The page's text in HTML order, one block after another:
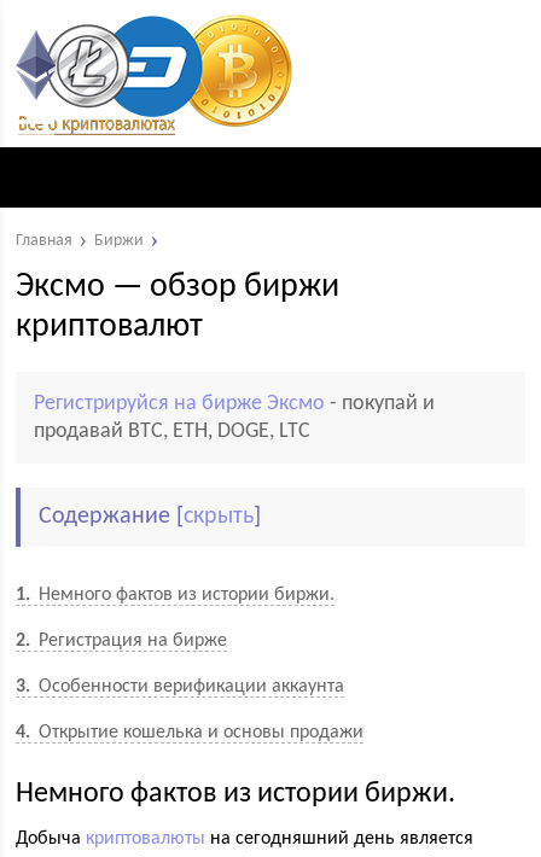
Главная Биржи
Эксмо — обзор биржи
криптовалют
Регистрируйся на бирже Эксмо - покупай и
продавай BTC, ETH, DOGE, LTC
Содержание [скрыть
1 Немного фактов из истории биржи.
2 Регистрация на бирже
3 Особенности верификации аккаунта
4 Открытие кошелька и основы продажи
Немного фактов из истории биржи.
Добыча криптовалюты на сегодняшний день является